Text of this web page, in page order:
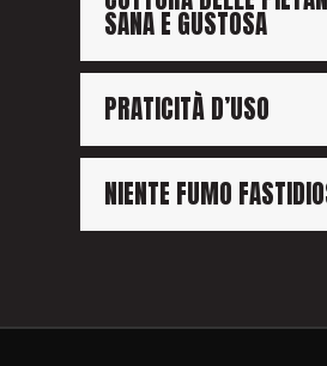
spiedi, pizza, fritti, primi
dessert… L’unico limite è la
immaginazione!
COTTURA DELLE
SANA E GUSTOSA